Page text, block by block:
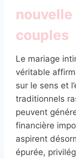
couples
Le mariage
véritable
sur le sens et
traditionnels
peuvent
financière
aspirent
épurée,